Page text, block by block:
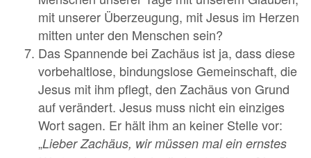
mit unserer Überzeugung, mit Jesus im Herzen
mitten unter den Menschen sein?
Das Spannende bei Zachäus ist ja, dass diese
vorbehaltlose, bindungslose Gemeinschaft, die
Jesus mit ihm pflegt, den Zachäus von Grund
auf verändert. Jesus muss nicht ein einziges
Wort sagen. Er hält ihm an keiner Stelle vor:
„Lieber Zachäus, wir müssen mal ein ernstes